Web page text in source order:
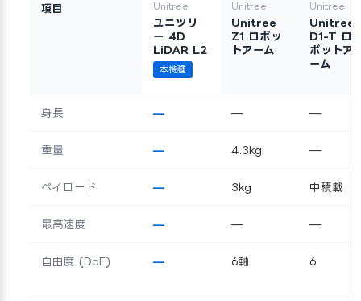
項目 Unitree
ユニツリ
ー 4D
LiDAR L2
本機種
Unitree
Unitree
Z1 ロボッ
トアーム
Unitree
Unitree
D1-T ロ
ボットア
ーム
身長 — — —
重量 — 4.3kg —
ペイロード — 3kg 中積載
最高速度 — — —
自由度 (DoF) — 6軸 6